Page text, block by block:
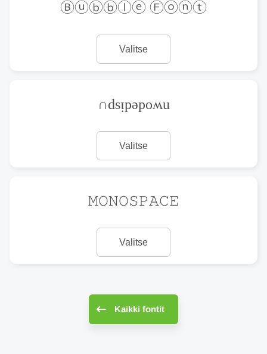
Ⓑⓤⓑⓑⓛⓔ Ⓕⓞⓝⓣ
Valitse
∩dsᴉpǝpoʍu
Valitse
𝙼𝙾𝙽𝙾𝚂𝙿𝙰𝙲𝙴
Valitse
Kaikki fontit